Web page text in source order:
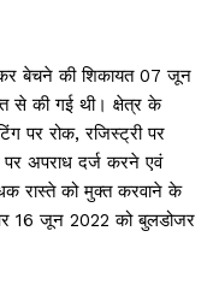
बेचने की शिकायत 07 जून
से की गई थी। क्षेत्र के
पर रोक, रजिस्ट्री पर
पर अपराध दर्ज करने एवं
रास्ते को मुक्त करवाने के
16 जून 2022 को बुलडोजर